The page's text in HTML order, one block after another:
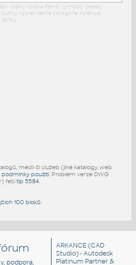
rodiny rodina family symboly detaily
buňky výkres téma kategorie kolekce
médií či služeb (jiné katalogy, web
podmínky použití. Problém verze DWG
) řešítip 5584.
100 bloků.
podpora,
ARKANCE (CAD
Studio) - Autodesk
Platinum Partner &